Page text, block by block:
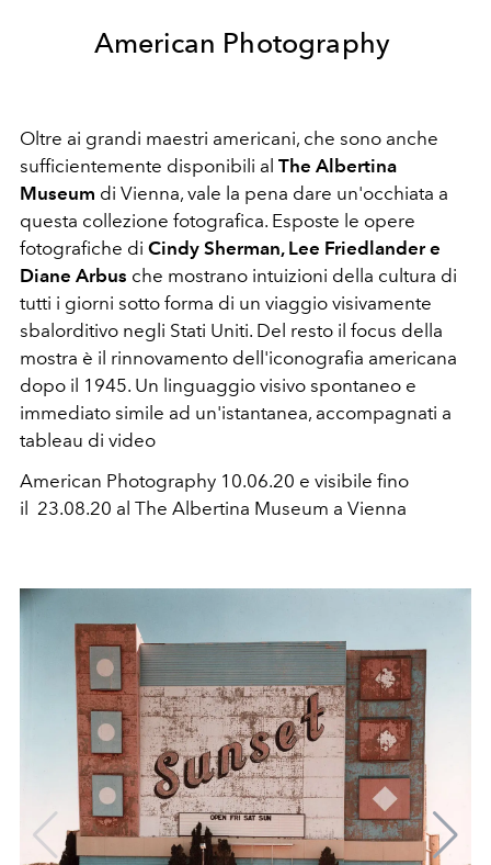
American Photography
Oltre ai grandi maestri americani, che sono anche
sufficientemente disponibili al The Albertina
Museum di Vienna, vale la pena dare un'occhiata a
questa collezione fotografica. Esposte le opere
fotografiche di Cindy Sherman, Lee Friedlander e
Diane Arbus che mostrano intuizioni della cultura di
tutti i giorni sotto forma di un viaggio visivamente
sbalorditivo negli Stati Uniti. Del resto il focus della
mostra è il rinnovamento dell'iconografia americana
dopo il 1945. Un linguaggio visivo spontaneo e
immediato simile ad un'istantanea, accompagnati a
tableau di video
American Photography 10.06.20 e visibile fino
il 23.08.20 al The Albertina Museum a Vienna